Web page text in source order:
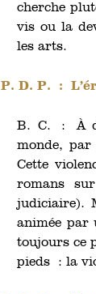
cherche
vis ou la
les arts.
P. D. P. :
B. C. : À
monde, par
Cette
romans
judiciaire).
animée par
toujours ce
pieds : la